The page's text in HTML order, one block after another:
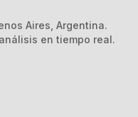
Aires, Argentina.
en tiempo real.